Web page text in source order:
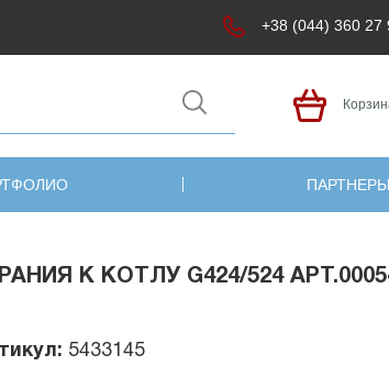
+38 (044) 360 27
ПАРТНЕРЫ
К КОТЛУ G424/524
5433145